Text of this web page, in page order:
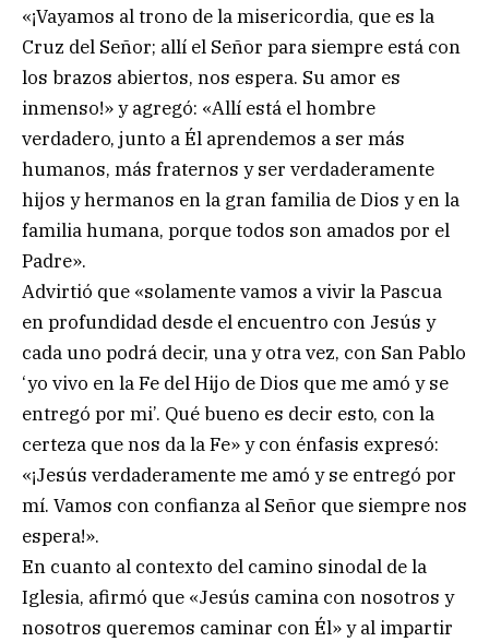
«¡Vayamos al trono de la misericordia, que es la
Cruz del Señor; allí el Señor para siempre está con
los brazos abiertos, nos espera. Su amor es
inmenso!» y agregó: «Allí está el hombre
verdadero, junto a Él aprendemos a ser más
humanos, más fraternos y ser verdaderamente
hijos y hermanos en la gran familia de Dios y en la
familia humana, porque todos son amados por el
Padre».
Advirtió que «solamente vamos a vivir la Pascua
en profundidad desde el encuentro con Jesús y
cada uno podrá decir, una y otra vez, con San Pablo
‘yo vivo en la Fe del Hijo de Dios que me amó y se
entregó por mi’. Qué bueno es decir esto, con la
certeza que nos da la Fe» y con énfasis expresó:
«¡Jesús verdaderamente me amó y se entregó por
mí. Vamos con confianza al Señor que siempre nos
espera!».
En cuanto al contexto del camino sinodal de la
Iglesia, afirmó que «Jesús camina con nosotros y
nosotros queremos caminar con Él» y al impartir